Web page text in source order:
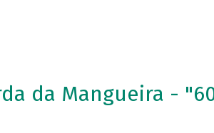
da Mangueira -